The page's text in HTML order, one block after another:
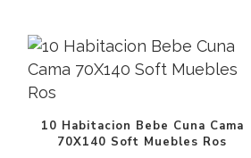
10 Habitacion Bebe Cuna Cama
70X140 Soft Muebles Ros